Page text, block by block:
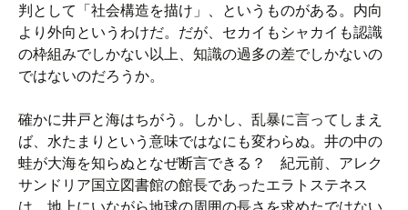
判として「社会構造を描け」、というものがある。内向
より外向というわけだ。だが、セカイもシャカイも認識
の枠組みでしかない以上、知識の過多の差でしかないの
ではないのだろうか。
確かに井戸と海はちがう。しかし、乱暴に言ってしまえ
ば、水たまりという意味ではなにも変わらぬ。井の中の
蛙が大海を知らぬとなぜ断言できる？ 紀元前、アレク
サンドリア国立図書館の館長であったエラトステネス
は、地上にいながら地球の周囲の長さを求めたではない